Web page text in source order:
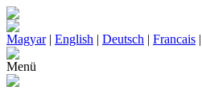
Magyar| English | Deutsch | Francais |
Menü